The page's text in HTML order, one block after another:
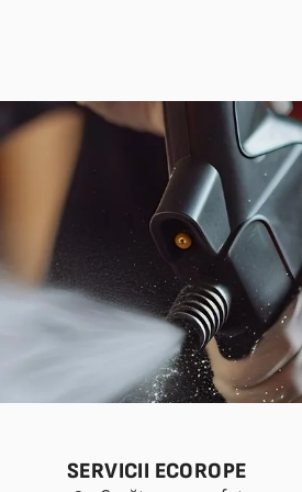
SERVICII ECOROPE